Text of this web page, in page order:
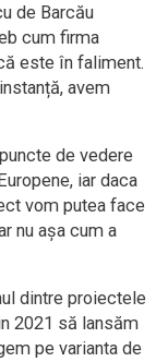
de Barcău
cum firma
este în faliment.
avem
de vedere
iar daca
vom putea face
nu așa cum a
dintre proiectele
2021 să lansăm
pe varianta de